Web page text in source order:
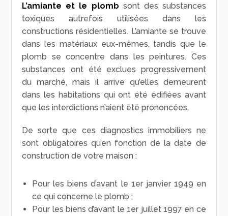
L’amiante et le plomb sont des substances
toxiques autrefois utilisées dans les
constructions résidentielles. L’amiante se trouve
dans les matériaux eux-mêmes, tandis que le
plomb se concentre dans les peintures. Ces
substances ont été exclues progressivement
du marché, mais il arrive qu’elles demeurent
dans les habitations qui ont été édifiées avant
que les interdictions n’aient été prononcées.
De sorte que ces diagnostics immobiliers ne
sont obligatoires qu’en fonction de la date de
construction de votre maison :
Pour les biens d’avant le 1erjanvier 1949 en
ce qui concerne le plomb ;
Pour les biens d’avant le 1er juillet 1997 en ce